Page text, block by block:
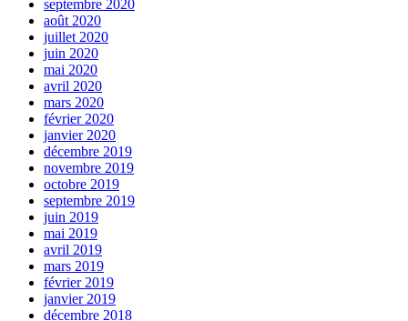
septembre 2020
août 2020
juillet 2020
juin 2020
mai 2020
avril 2020
mars 2020
février 2020
janvier 2020
décembre 2019
novembre 2019
octobre 2019
septembre 2019
juin 2019
mai 2019
avril 2019
mars 2019
février 2019
janvier 2019
décembre 2018